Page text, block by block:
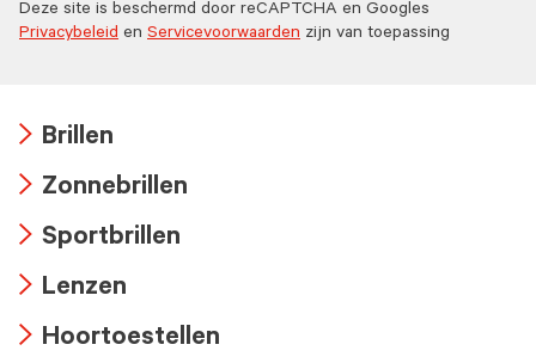
Deze site is beschermd door reCAPTCHA en Googles
Privacybeleid en Servicevoorwaarden zijn van toepassing
icon
Brillen
icon
Zonnebrillen
icon
Sportbrillen
icon
Lenzen
Hoortoestellen